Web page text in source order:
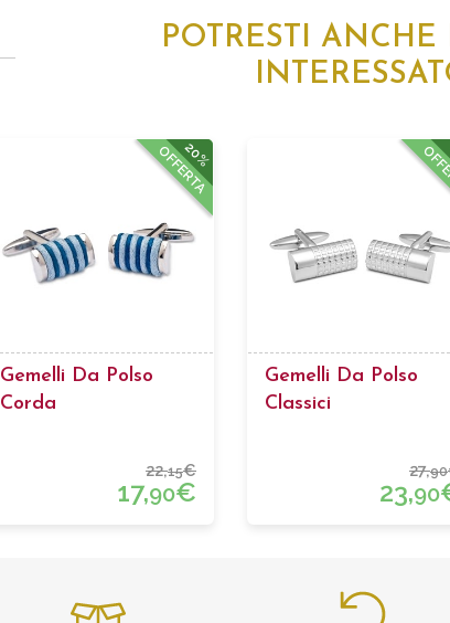
POTRESTI ANCHE
20%
OFFERTA
Gemelli Da Polso
Corda
22,15€
17,90€
Gemelli Da Polso
Classici
27,90
23,90